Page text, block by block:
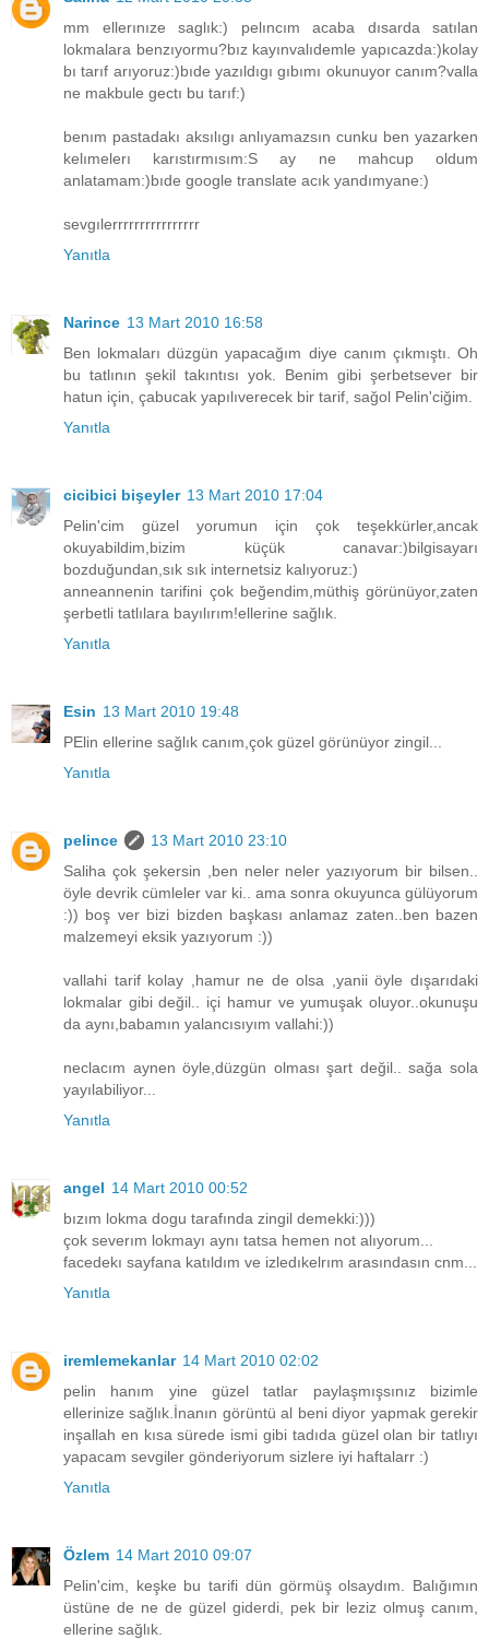
mm ellerınıze saglık:) pelıncım acaba dısarda satılan
lokmalara benzıyormu?bız kayınvalıdemle yapıcazda:)kolay
bı tarıf arıyoruz:)bıde yazıldıgı gıbımı okunuyor canım?valla
ne makbule gectı bu tarıf:)
benım pastadakı aksılıgı anlıyamazsın cunku ben yazarken
kelımelerı karıstırmısım:S ay ne mahcup oldum
anlatamam:)bıde google translate acık yandımyane:)
sevgılerrrrrrrrrrrrrrrr
Yanıtla
Narince 13 Mart 2010 16:58
Ben lokmaları düzgün yapacağım diye canım çıkmıştı. Oh
bu tatlının şekil takıntısı yok. Benim gibi şerbetsever bir
hatun için, çabucak yapılıverecek bir tarif, sağol Pelin'ciğim.
Yanıtla
cicibici bişeyler 13 Mart 2010 17:04
Pelin'cim güzel yorumun için çok teşekkürler,ancak
okuyabildim,bizim küçük canavar:)bilgisayarı
bozduğundan,sık sık internetsiz kalıyoruz:)
anneannenin tarifini çok beğendim,müthiş görünüyor,zaten
şerbetli tatlılara bayılırım!ellerine sağlık.
Yanıtla
Esin 13 Mart 2010 19:48
PElin ellerine sağlık canım,çok güzel görünüyor zingil...
Yanıtla
pelince
13 Mart 2010 23:10
Saliha çok şekersin ,ben neler neler yazıyorum bir bilsen..
öyle devrik cümleler var ki.. ama sonra okuyunca gülüyorum
:)) boş ver bizi bizden başkası anlamaz zaten..ben bazen
malzemeyi eksik yazıyorum :))
vallahi tarif kolay ,hamur ne de olsa ,yanii öyle dışarıdaki
lokmalar gibi değil.. içi hamur ve yumuşak oluyor..okunuşu
da aynı,babamın yalancısıyım vallahi:))
neclacım aynen öyle,düzgün olması şart değil.. sağa sola
yayılabiliyor...
Yanıtla
angel 14 Mart 2010 00:52
bızım lokma dogu tarafında zingil demekki:)))
çok severım lokmayı aynı tatsa hemen not alıyorum...
facedekı sayfana katıldım ve izledıkelrım arasındasın cnm...
Yanıtla
iremlemekanlar 14 Mart 2010 02:02
pelin hanım yine güzel tatlar paylaşmışsınız bizimle
ellerinize sağlık.İnanın görüntü al beni diyor yapmak gerekir
inşallah en kısa sürede ismi gibi tadıda güzel olan bir tatlıyı
yapacam sevgiler gönderiyorum sizlere iyi haftalarr :)
Yanıtla
Özlem 14 Mart 2010 09:07
Pelin'cim, keşke bu tarifi dün görmüş olsaydım. Balığımın
üstüne de ne de güzel giderdi, pek bir leziz olmuş canım,
ellerine sağlık.